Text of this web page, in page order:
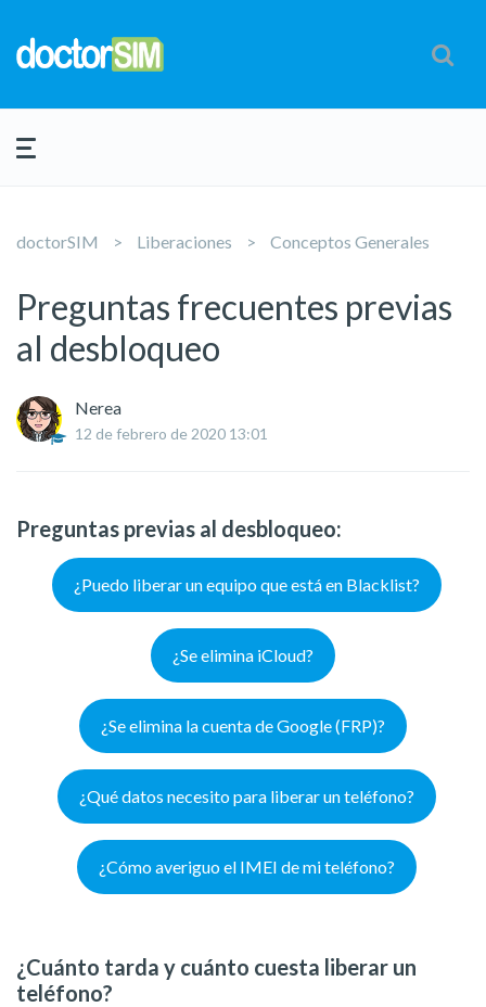
doctorSIM Liberaciones Conceptos Generales
Preguntas frecuentes previas
al desbloqueo
Nerea
12 de febrero de 2020 13:01
Preguntas previas al desbloqueo:
¿Puedo liberar un equipo que está en Blacklist?
¿Se elimina iCloud?
¿Se elimina la cuenta de Google (FRP)?
¿Qué datos necesito para liberar un teléfono?
¿Cómo averiguo el IMEI de mi teléfono?
¿Cuánto tarda y cuánto cuesta liberar un
teléfono?